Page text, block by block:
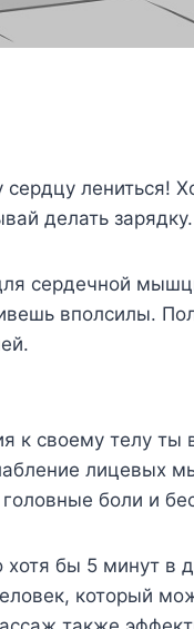
сердцу лениться!
делать зарядку.
сердечной
вполсилы.
к своему телу
лицевых
головные боли и
хотя бы 5 минут
который